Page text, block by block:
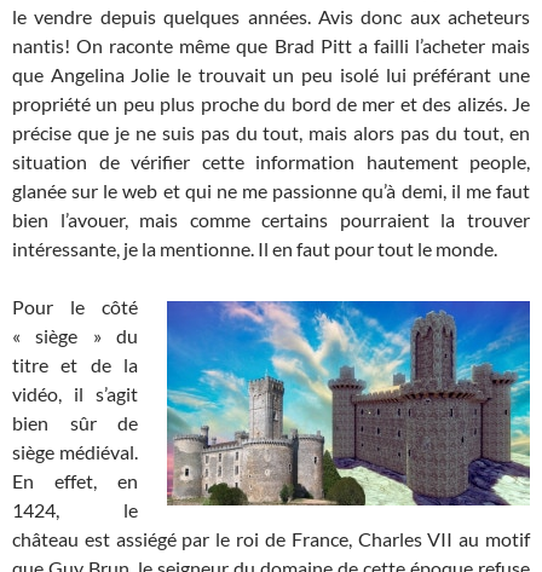
le vendre depuis quelques années. Avis donc aux acheteurs
nantis! On raconte même que Brad Pitt a failli l’acheter mais
que Angelina Jolie le trouvait un peu isolé lui préférant une
propriété un peu plus proche du bord de mer et des alizés. Je
précise que je ne suis pas du tout, mais alors pas du tout, en
situation de vérifier cette information hautement people,
glanée sur le web et qui ne me passionne qu’à demi, il me faut
bien l’avouer, mais comme certains pourraient la trouver
intéressante, je la mentionne. Il en faut pour tout le monde.
Pour le côté
« siège » du
titre et de la
vidéo, il s’agit
bien sûr de
siège médiéval.
En effet, en
1424, le
château est assiégé par le roi de France, Charles VII au motif
que Guy Brun, le seigneur du domaine de cette époque refuse